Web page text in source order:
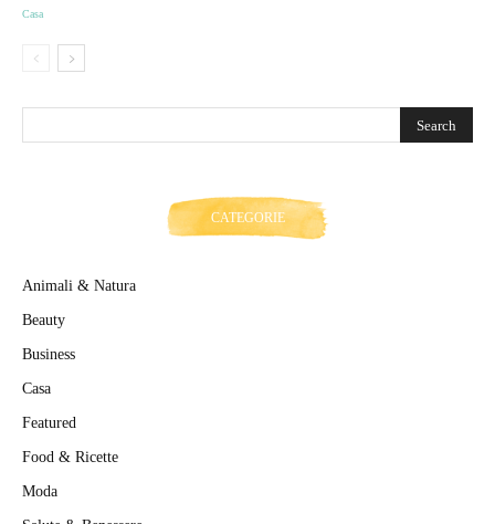
Casa
CATEGORIE
Animali & Natura
Beauty
Business
Casa
Featured
Food & Ricette
Moda